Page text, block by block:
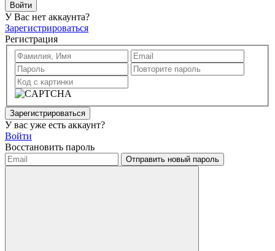
Войти
У Вас нет аккаунта?
Зарегистрироваться
Регистрация
Зарегистрироваться
У вас уже есть аккаунт?
Войти
Восстановить пароль
Отправить новый пароль